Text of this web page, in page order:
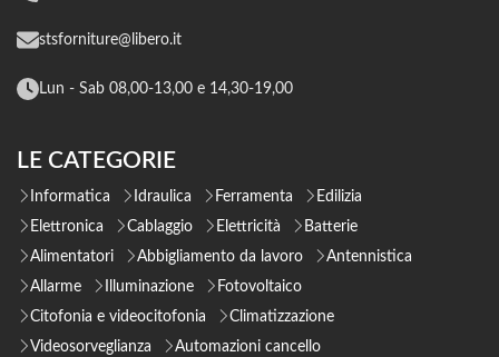
stsforniture@libero.it
Lun - Sab 08,00-13,00 e 14,30-19,00
LE CATEGORIE
Informatica Idraulica Ferramenta
Edilizia
Elettronica
Cablaggio Elettricità
Batterie
Alimentatori
Abbigliamento da lavoro
Antennistica
Allarme
Illuminazione
Fotovoltaico
Citofonia e videocitofonia
Climatizzazione
Videosorveglianza
Automazioni cancello